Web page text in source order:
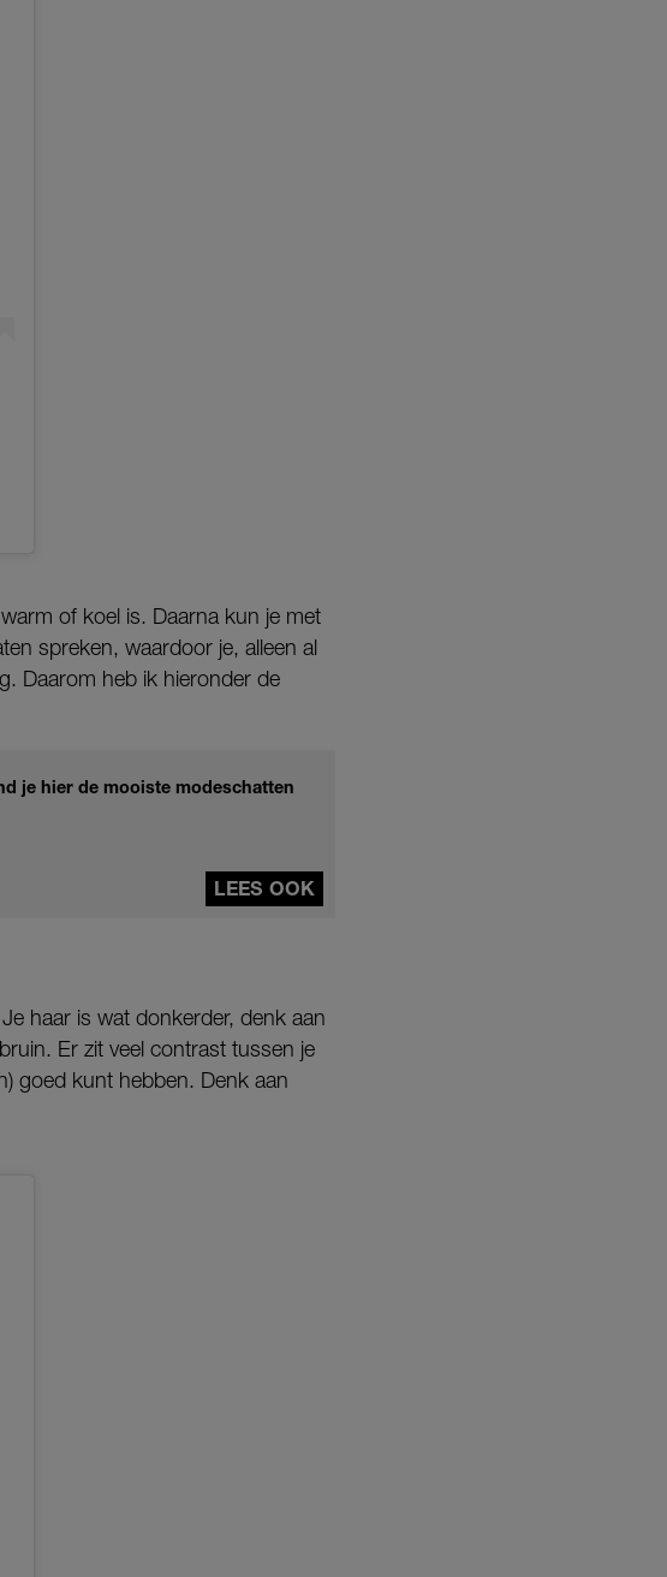
of koel is. Daarna kun je met
spreken, waardoor je, alleen al
Daarom heb ik hieronder de
je hier de mooiste modeschatten
LEES OOK
haar is wat donkerder, denk aan
Er zit veel contrast tussen je
goed kunt hebben. Denk aan